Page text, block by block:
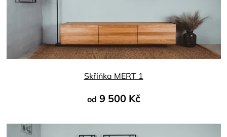
Skříňka MERT 1
od 9 500 Kč